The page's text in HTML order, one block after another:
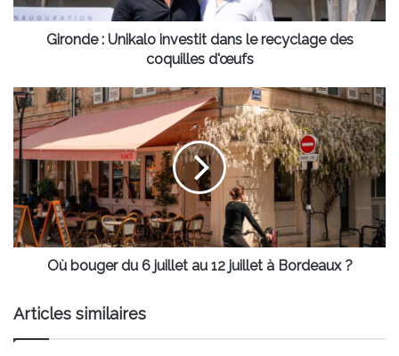
coquilles
d'œufsGironde : Unikalo investit dans le recyclage des
coquilles d'œufs
Où
bouger
du
6
juillet
au
12
juillet
à
BordeauxOù bouger du 6 juillet au 12 juillet à Bordeaux ?
Articles similaires